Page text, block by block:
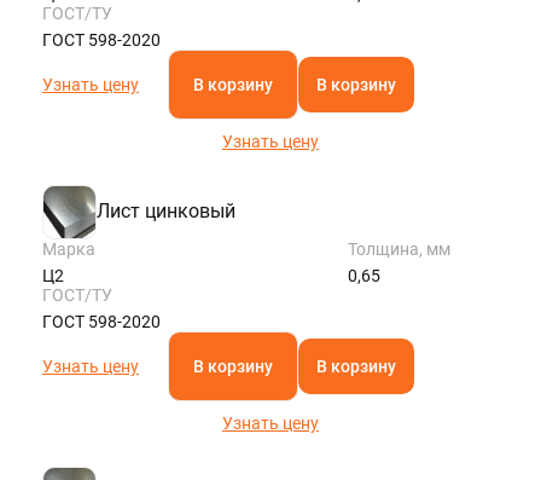
ГОСТ/ТУ
ГОСТ 598-2020
Узнать цену В корзину В корзину
Узнать цену
Лист цинковый
Марка
Ц2
Толщина, мм
0,65
ГОСТ/ТУ
ГОСТ 598-2020
Узнать цену В корзину В корзину
Узнать цену